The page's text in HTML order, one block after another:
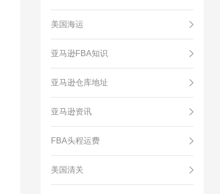
美国海运
亚马逊FBA知识
亚马逊仓库地址
亚马逊资讯
FBA头程运费
美国清关